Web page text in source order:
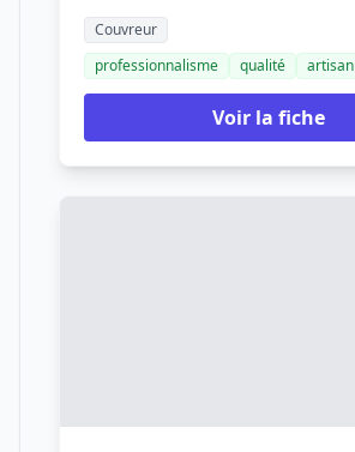
Couvreur
professionnalisme
qualité artisan
Voir la fiche